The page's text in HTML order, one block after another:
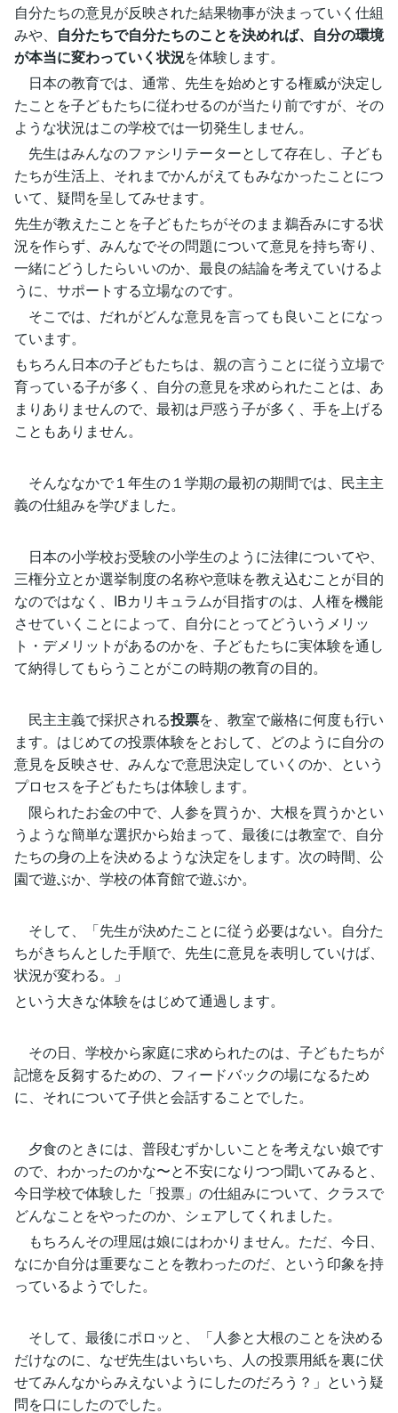
自分たちの意見が反映された結果物事が決まっていく仕組
みや、 自分たちで自分たちのことを決めれば、自分の環境
が本当に変わっていく状況を体験します。
日本の教育では、通常、先生を始めとする権威が決定し
たことを子どもたちに従わせるのが当たり前ですが、その
ような状況はこの学校では一切発生しません。
先生はみんなのファシリテーターとして存在し、子ども
たちが生活上、それまでかんがえてもみなかったことにつ
いて、疑問を呈してみせます。
先生が教えたことを子どもたちがそのまま鵜呑みにする状
況を作らず、みんなでその問題について意見を持ち寄り、
一緒にどうしたらいいのか、最良の結論を考えていけるよ
うに、サポートする立場なのです。
そこでは、だれがどんな意見を言っても良いことになっ
ています。
もちろん日本の子どもたちは、親の言うことに従う立場で
育っている子が多く、自分の意見を求められたことは、あ
まりありませんので、最初は戸惑う子が多く、手を上げる
こともありません。
そんななかで１年生の１学期の最初の期間では、民主主
義の仕組みを学びました。
日本の小学校お受験の小学生のように法律についてや、
三権分立とか選挙制度の名称や意味を教え込むことが目的
なのではなく、IBカリキュラムが目指すのは、人権を機能
させていくことによって、自分にとってどういうメリッ
ト・デメリットがあるのかを、子どもたちに実体験を通し
て納得してもらうことがこの時期の教育の目的。
民主主義で採択される投票を、教室で厳格に何度も行い
ます。はじめての投票体験をとおして、どのように自分の
意見を反映させ、みんなで意思決定していくのか、という
プロセスを子どもたちは体験します。
限られたお金の中で、人参を買うか、大根を買うかとい
うような簡単な選択から始まって、最後には教室で、自分
たちの身の上を決めるような決定をします。次の時間、公
園で遊ぶか、学校の体育館で遊ぶか。
そして、「先生が決めたことに従う必要はない。自分た
ちがきちんとした手順で、先生に意見を表明していけば、
状況が変わる。」
という大きな体験をはじめて通過します。
その日、学校から家庭に求められたのは、子どもたちが
記憶を反芻するための、フィードバックの場になるため
に、それについて子供と会話することでした。
夕食のときには、普段むずかしいことを考えない娘です
ので、わかったのかな〜と不安になりつつ聞いてみると、
今日学校で体験した「投票」の仕組みについて、クラスで
どんなことをやったのか、シェアしてくれました。
もちろんその理屈は娘にはわかりません。ただ、今日、
なにか自分は重要なことを教わったのだ、という印象を持
っているようでした。
そして、最後にポロッと、「人参と大根のことを決める
だけなのに、なぜ先生はいちいち、人の投票用紙を裏に伏
せてみんなからみえないようにしたのだろう？」という疑
問を口にしたのでした。